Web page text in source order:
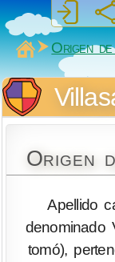
MiSabueso
Origen
Origen
Apellido
denominado
tomó),